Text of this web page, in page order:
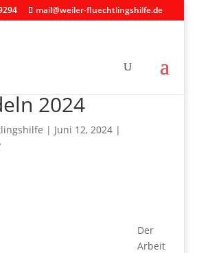
mail@weiler-fluechtlingshilfe.de
2024
| Juni 12, 2024|
Der
Arbeit